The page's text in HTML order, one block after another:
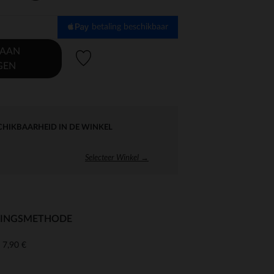
betaling beschikbaar
IN DE WINKEL
Selecteer Winkel →
7,90 €